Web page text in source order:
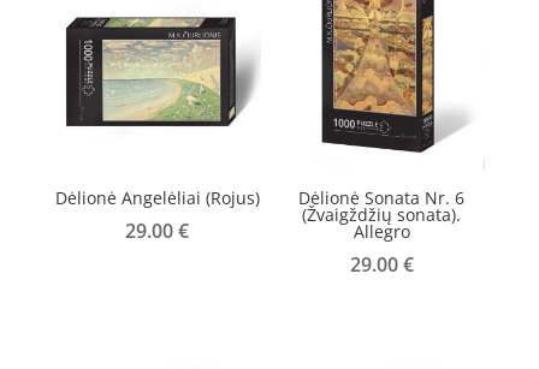
Dėlionė Angelėliai (Rojus)
29.00€
Dėlionė Sonata Nr. 6
(Žvaigždžių sonata).
Allegro
29.00€